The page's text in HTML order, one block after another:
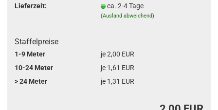
Lieferzeit:
ca. 2-4 Tage
(Ausland abweichend)
Staffelpreise
1-9 Meter
je 2,00 EUR
10-24 Meter
je 1,61 EUR
> 24 Meter
je 1,31 EUR